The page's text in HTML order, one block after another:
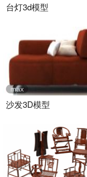
台灯3d模型
沙发3D模型
max